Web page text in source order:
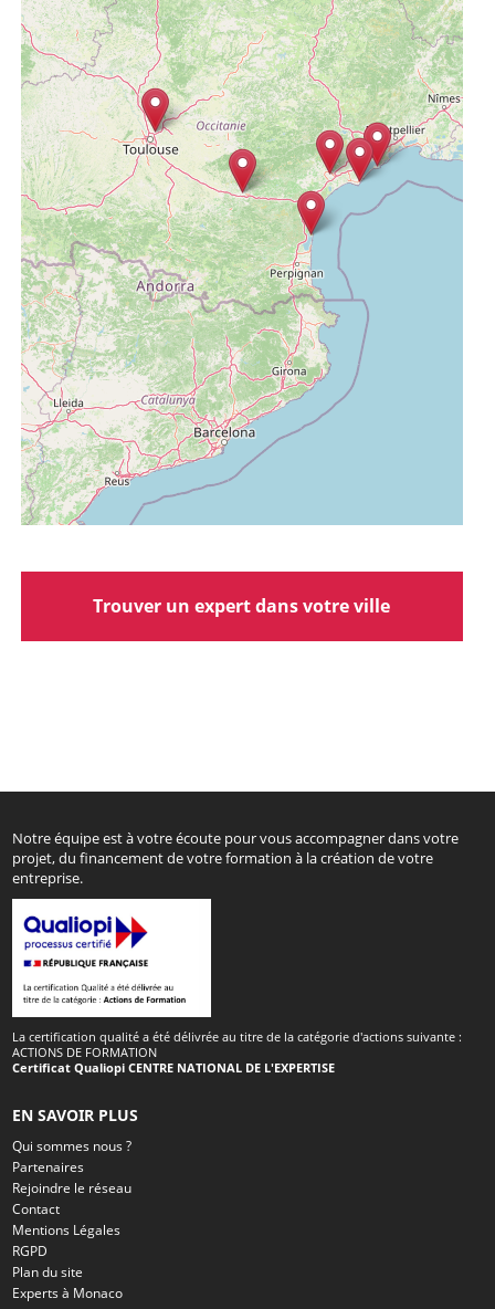
Trouver un expert dans votre ville
Notre équipe est à votre écoute pour vous accompagner dans votre
projet, du financement de votre formation à la création de votre
entreprise.
La certification qualité a été délivrée au titre de la catégorie d'actions suivante :
ACTIONS DE FORMATION
Certificat Qualiopi CENTRE NATIONAL DE L'EXPERTISE
EN SAVOIR PLUS
Qui sommes nous ?
Partenaires
Rejoindre le réseau
Contact
Mentions Légales
RGPD
Plan du site
Experts à Monaco